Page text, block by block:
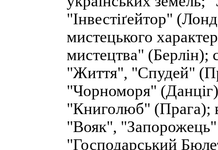
"Інвестіґейтор"
мистецького
мистецтва" (Берлін);
"Життя", "Спудей"
"Чорноморя" (Данціг)
"Книголюб" (Прага);
"Вояк", "Запорожець"
"Господарський